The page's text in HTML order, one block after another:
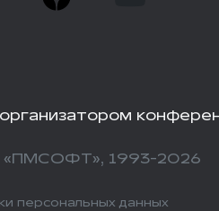
«ПМСОФТ», 1993-2026
персональных данных